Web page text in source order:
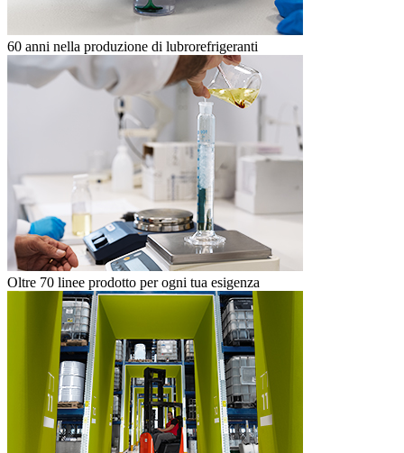
60 anni nella produzione di lubrorefrigeranti
Oltre 70 linee prodotto per ogni tua esigenza